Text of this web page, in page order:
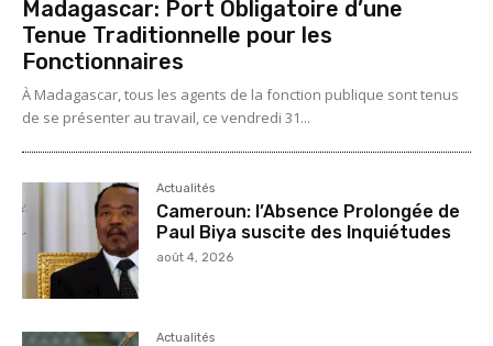
Madagascar: Port Obligatoire d’une
Tenue Traditionnelle pour les
Fonctionnaires
À Madagascar, tous les agents de la fonction publique sont tenus
de se présenter au travail, ce vendredi 31...
Actualités
Cameroun: l’Absence Prolongée de
Paul Biya suscite des Inquiétudes
août 4, 2026
Actualités